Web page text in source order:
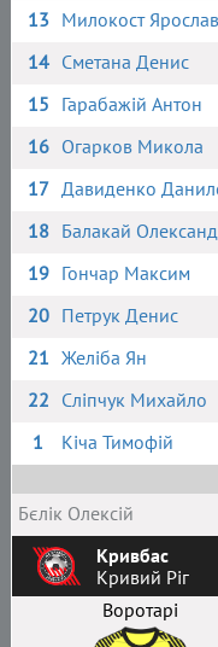
13 Милокост Ярослав
14 Сметана Денис
15 Гарабажій Антон
16 Огарков Микола
17 Давиденко
18 Балакай
19 Гончар Максим
20 Петрук Денис
21 Желіба Ян
22 Сліпчук Михайло
1
Кіча Тимофій
Бєлік Олексій
Кривбас
Кривий Ріг
Воротарі